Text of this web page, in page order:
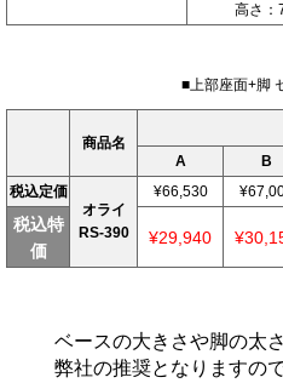
高さ：
■上部座面+脚
商品名
A B
税込定価
オライ
RS-390
¥66,530
税込特
価
¥29,940
ベースの大きさや脚の太
弊社の推奨となりますの